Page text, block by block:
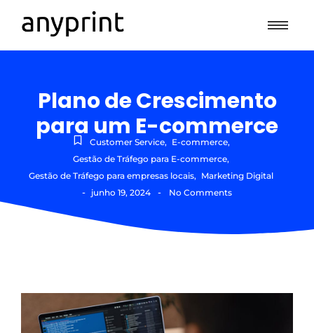
Plano de Crescimento
para um E-commerce
Customer Service, E-commerce,
Gestão de Tráfego para E-commerce,
Gestão de Tráfego para empresas locais, Marketing Digital
- junho 19, 2024 - No Comments